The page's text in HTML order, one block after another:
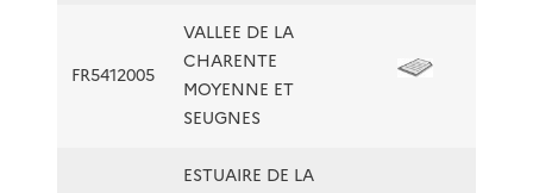
FR5412005
VALLEE DE LA
CHARENTE
MOYENNE ET
SEUGNES
ESTUAIRE DE LA